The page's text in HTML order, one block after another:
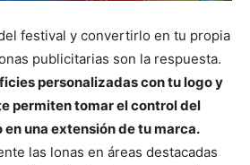
festival y convertirlo en tu propia
publicitarias son la respuesta.
personalizadas con tu logo y
permiten tomar el control del
una extensión de tu marca.
las lonas en áreas destacadas